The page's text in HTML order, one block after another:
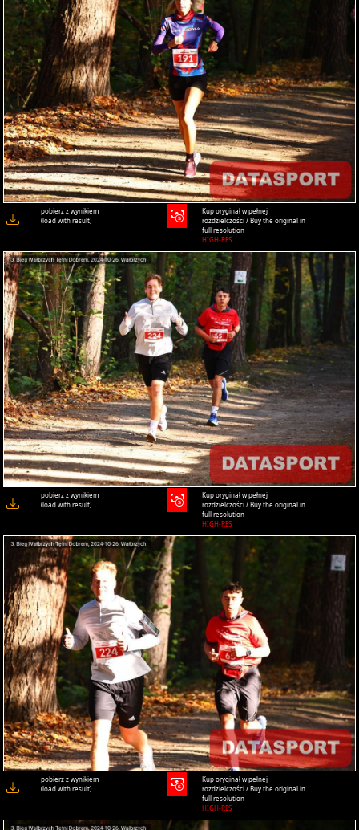
pobierz z wynikiem
(load with result)
Kup oryginał w pełnej
rozdzielczości / Buy the original in
full resolution
HIGH-RES
pobierz z wynikiem
(load with result)
Kup oryginał w pełnej
rozdzielczości / Buy the original in
full resolution
HIGH-RES
pobierz z wynikiem
(load with result)
Kup oryginał w pełnej
rozdzielczości / Buy the original in
full resolution
HIGH-RES